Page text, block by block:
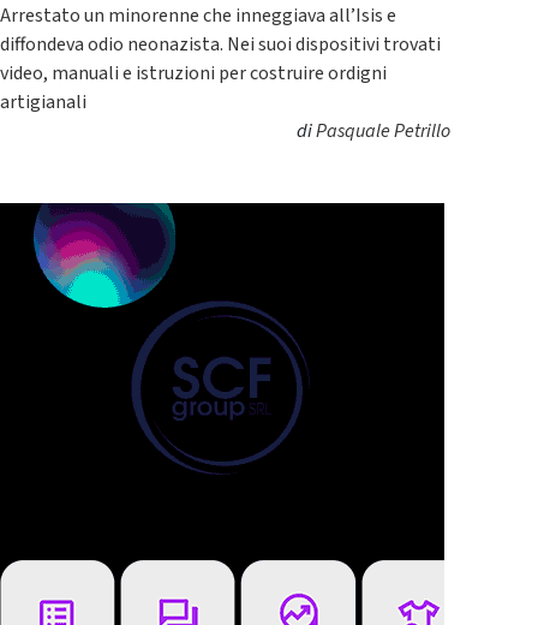
Arrestato un minorenne che inneggiava all’Isis e
diffondeva odio neonazista. Nei suoi dispositivi trovati
video, manuali e istruzioni per costruire ordigni
artigianali
diPasquale Petrillo